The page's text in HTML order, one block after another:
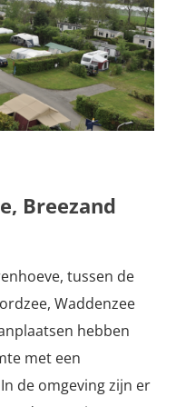
Breezand
tussen de
Waddenzee
hebben
met een
de omgeving zijn er